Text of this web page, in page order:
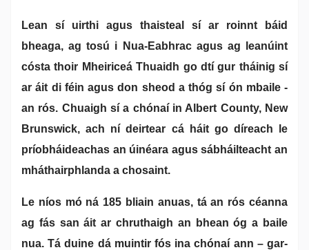
Lean sí uirthi agus thaisteal sí ar roinnt báid
bheaga, ag tosú i Nua-Eabhrac agus ag leanúint
cósta thoir Mheiriceá Thuaidh go dtí gur tháinig sí
ar áit di féin agus don sheod a thóg sí ón mbaile -
an rós. Chuaigh sí a chónaí in Albert County, New
Brunswick, ach ní deirtear cá háit go díreach le
príobháideachas an úinéara agus sábháilteacht an
mháthairphlanda a chosaint.
Le níos mó ná 185 bliain anuas, tá an rós céanna
ag fás san áit ar chruthaigh an bhean óg a baile
nua. Tá duine dá muintir fós ina chónaí ann – gar-